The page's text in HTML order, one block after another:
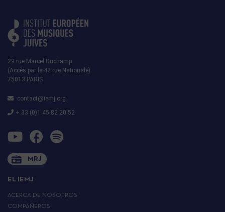
29 rue Marcel Duchamp
(Accès par le 42 rue Nationale)
75013 PARIS
contact@iemj.org
+ 33 (0)1 45 82 20 52
MRJ
EL IEMJ
ACERCA DE NOSOTROS
COMPAÑEROS